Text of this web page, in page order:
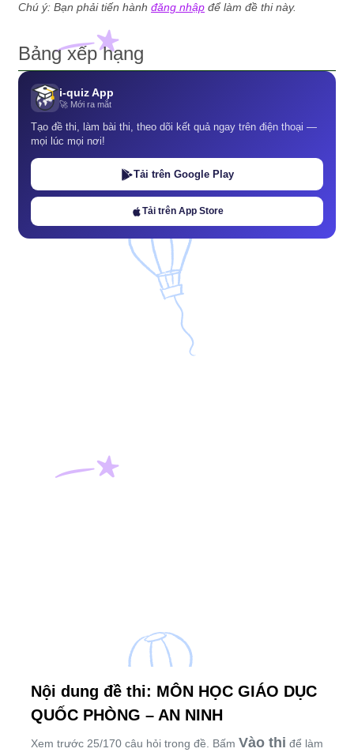
Chú ý: Bạn phải tiến hành đăng nhập để làm đề thi này.
Bảng xếp hạng
i-quiz App
🚀 Mới ra mắt
Tạo đề thi, làm bài thi, theo dõi kết quả ngay trên điện thoại —
mọi lúc mọi nơi!
Tải trên Google Play
Tải trên App Store
Nội dung đề thi: MÔN HỌC GIÁO DỤC
QUỐC PHÒNG – AN NINH
Xem trước 25/170 câu hỏi trong đề. Bấm Vào thi để làm